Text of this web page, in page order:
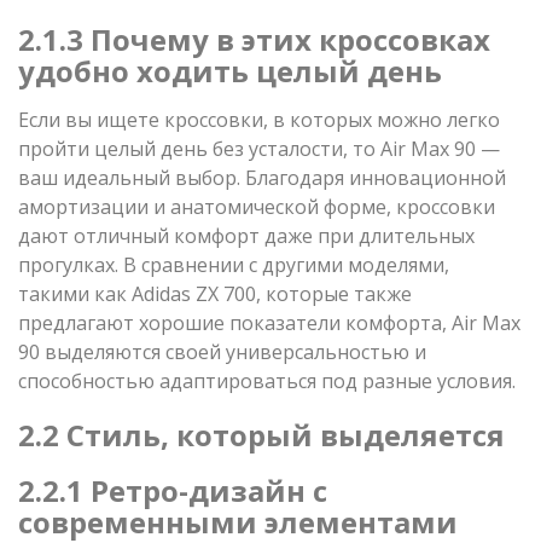
2.1.3 Почему в этих кроссовках
удобно ходить целый день
Если вы ищете кроссовки, в которых можно легко
пройти целый день без усталости, то Air Max 90 —
ваш идеальный выбор. Благодаря инновационной
амортизации и анатомической форме, кроссовки
дают отличный комфорт даже при длительных
прогулках. В сравнении с другими моделями,
такими как Adidas ZX 700, которые также
предлагают хорошие показатели комфорта, Air Max
90 выделяются своей универсальностью и
способностью адаптироваться под разные условия.
2.2 Стиль, который выделяется
2.2.1 Ретро-дизайн с
современными элементами